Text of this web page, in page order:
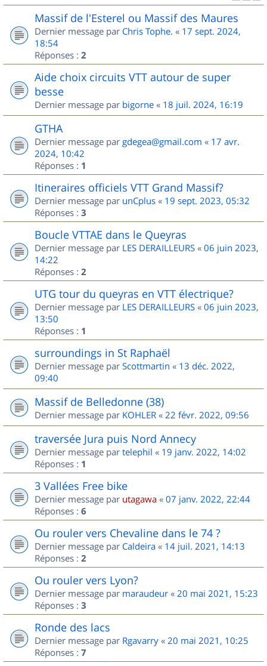
Massif de l'Esterel ou Massif des Maures
Dernier message par Chris Tophe. « 17 sept. 2024,
18:54
Réponses : 2
Aide choix circuits VTT autour de super
besse
Dernier message par bigorne « 18 juil. 2024, 16:19
GTHA
Dernier message par gdegea@gmail.com « 17 avr.
2024, 10:42
Réponses : 1
Itineraires officiels VTT Grand Massif?
Dernier message par unCplus « 19 sept. 2023, 05:32
Réponses : 3
Boucle VTTAE dans le Queyras
Dernier message par LES DERAILLEURS « 06 juin 2023,
14:22
Réponses : 2
UTG tour du queyras en VTT électrique?
Dernier message par LES DERAILLEURS « 06 juin 2023,
13:50
Réponses : 1
surroundings in St Raphaël
Dernier message par Scottmartin « 13 déc. 2022,
09:40
Massif de Belledonne (38)
Dernier message par KOHLER « 22 févr. 2022, 09:56
traversée Jura puis Nord Annecy
Dernier message par telephil « 19 janv. 2022, 14:02
Réponses : 1
3 Vallées Free bike
Dernier message par utagawa « 07 janv. 2022, 22:44
Réponses : 6
Ou rouler vers Chevaline dans le 74 ?
Dernier message par Caldeira « 14 juil. 2021, 14:13
Réponses : 2
Ou rouler vers Lyon?
Dernier message par maraudeur « 20 mai 2021, 15:23
Réponses : 3
Ronde des lacs
Dernier message par Rgavarry « 20 mai 2021, 10:25
Réponses : 7